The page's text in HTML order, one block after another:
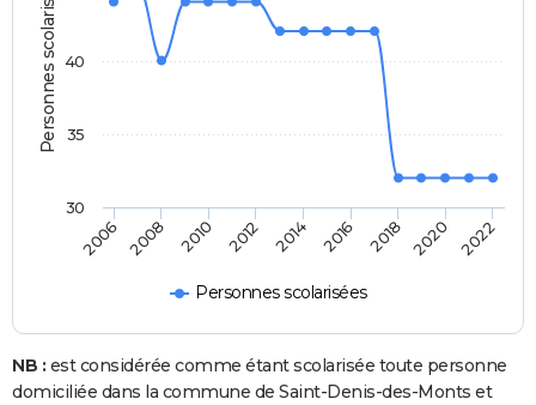
Personnes scolarisées
Personnes scolarisées
2006 2008 2010 2012 2014 2016 2018 2020 2022
30
35
40
NB : est considérée comme étant scolarisée toute personne
domiciliée dans la commune de Saint-Denis-des-Monts et